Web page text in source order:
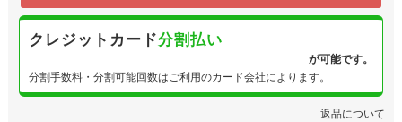
クレジットカード分割払い
が可能です。
分割手数料・分割可能回数はご利用のカード会社によります。
返品について